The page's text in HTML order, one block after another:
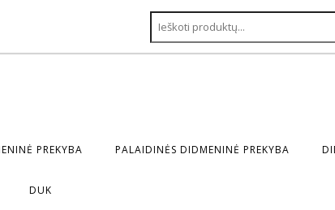
PREKYBA PALAIDINĖS DIDMENINĖ PREKYBA
DUK